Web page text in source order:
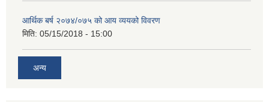
आर्थिक बर्ष २०७४/०७५ को आय व्ययको विवरण
मिति: 05/15/2018 - 15:00
अन्य